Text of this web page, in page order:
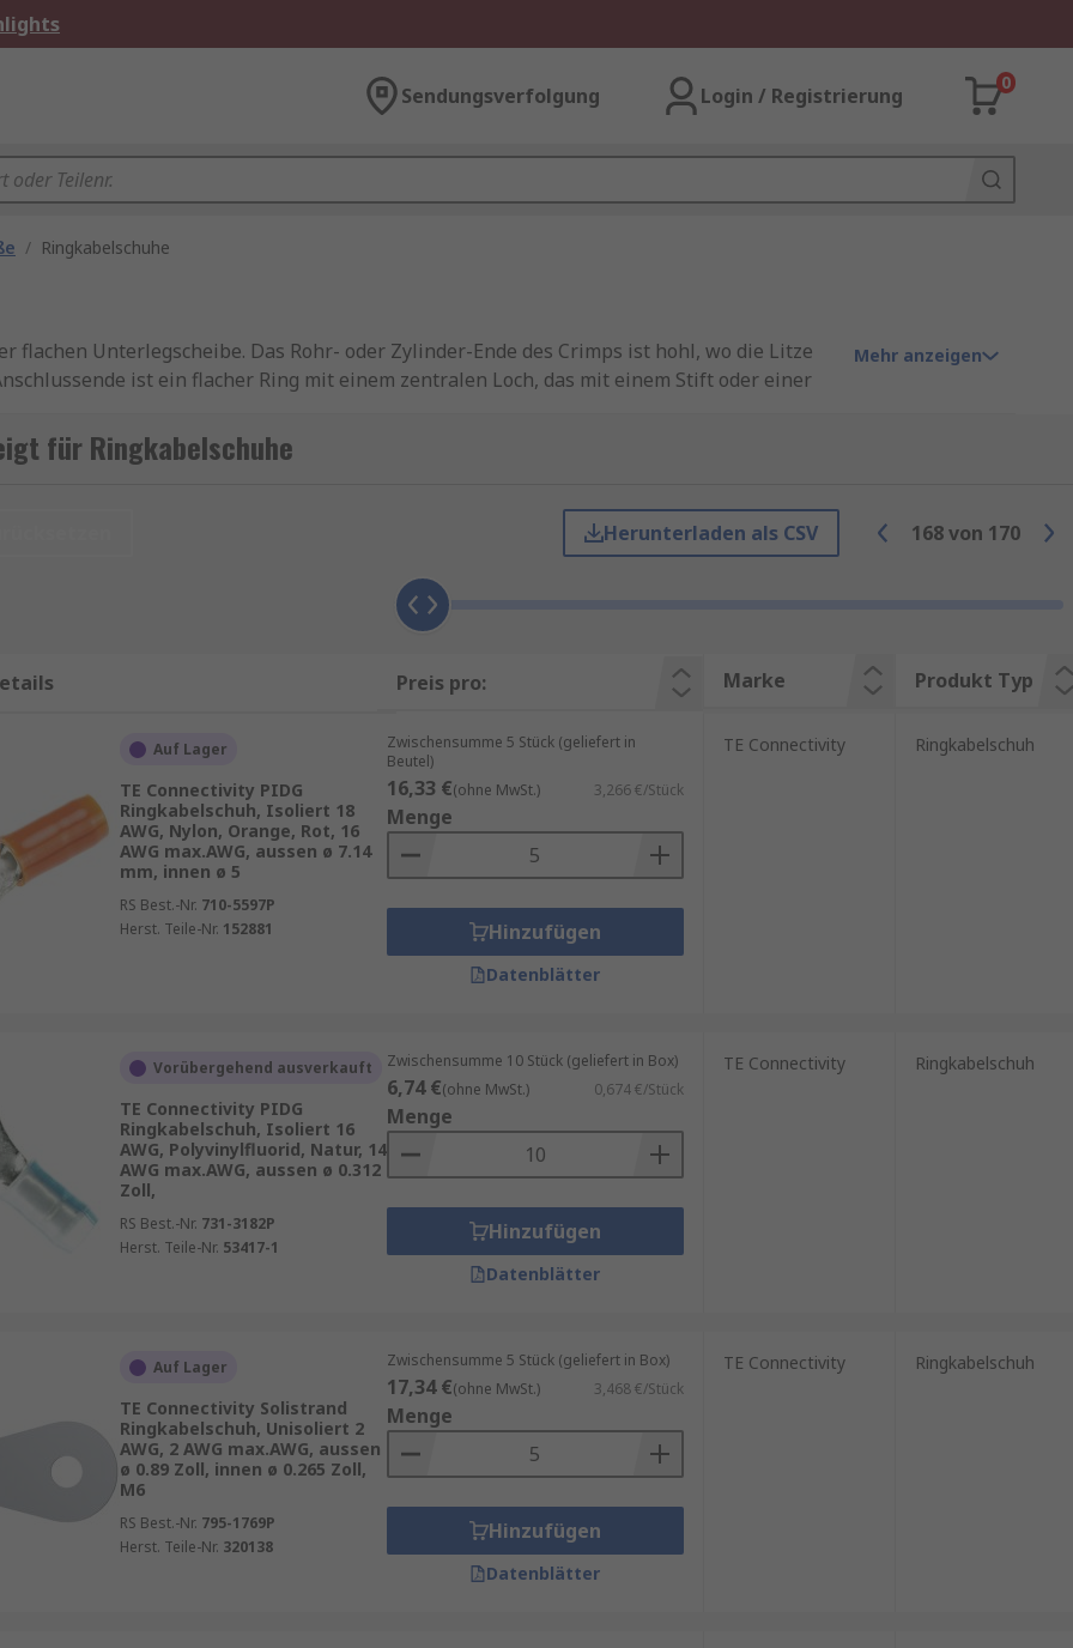
Sendungsverfolgung Login / Registrierung
0
/ Ringkabelschuhe
Unterlegscheibe. Das Rohr- oder Zylinder-Ende des Crimps ist hohl, wo die Litze
ist ein flacher Ring mit einem zentralen Loch, das mit einem Stift oder einer
an Schrauben und Bolzen.
professionellen Marke. Wir bieten gängige Größen wie M6 und M8 an. Informationen
am nächsten Werktag sowie zum Mindestbestellwert für eine kostenfreie Lieferung
für Ihren Einkauf Ihrer Kabelringschuhe mit unserem
und Drahtgrößen. CSA (Querschnittsfläche) oder AWG (amerikanische
angepasst, üblicherweise mit metrischen Messwerten.
46237 ist die beliebteste Art von Crimp-Anschlussklemme. Farbcodierung wird verwendet,
Herstellern erhältlich.
von größerer Litze. Für diese Hochleistungs-Verbinder sind Spezialwerkzeuge
wir an?
Mehr anzeigen
für Ringkabelschuhe
Herunterladen als CSV 168von 170
Preis pro: Marke Produkt Typ
Auf Lager
TE Connectivity PIDG
Ringkabelschuh, Isoliert 18
AWG, Nylon, Orange, Rot, 16
AWG max.AWG, aussen ø 7.14
mm, innen ø 5
RS Best.-Nr. 710-5597P
Herst. Teile-Nr. 152881
Zwischensumme 5 Stück (geliefert in
Beutel)
16,33 €(ohne MwSt.) 3,266 €/Stück
Menge
Hinzufügen
Datenblätter
TE Connectivity Ringkabelschuh
Vorübergehend ausverkauft
TE Connectivity PIDG
Ringkabelschuh, Isoliert 16
AWG, Polyvinylfluorid, Natur, 14
AWG max.AWG, aussen ø 0.312
Zoll,
RS Best.-Nr. 731-3182P
Herst. Teile-Nr. 53417-1
Zwischensumme 10 Stück (geliefert in Box)
6,74 €(ohne MwSt.) 0,674 €/Stück
Menge
Hinzufügen
Datenblätter
TE Connectivity Ringkabelschuh
Auf Lager
TE Connectivity Solistrand
Ringkabelschuh, Unisoliert 2
AWG, 2 AWG max.AWG, aussen
ø 0.89 Zoll, innen ø 0.265 Zoll,
M6
RS Best.-Nr. 795-1769P
Herst. Teile-Nr. 320138
Zwischensumme 5 Stück (geliefert in Box)
17,34 €(ohne MwSt.) 3,468 €/Stück
Menge
Hinzufügen
Datenblätter
TE Connectivity Ringkabelschuh